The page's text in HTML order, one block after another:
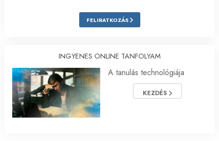
FELIRATKOZÁS
INGYENES ONLINE TANFOLYAM
A tanulás technológiája
KEZDÉS